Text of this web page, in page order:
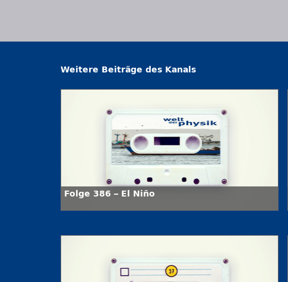
Weitere Beiträge des Kanals
Folge 386 – El Niño